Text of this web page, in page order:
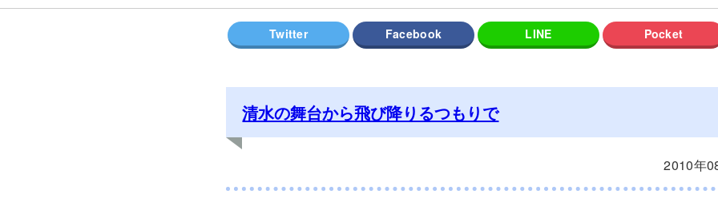
清水の舞台から飛び降りるつもりで
2010年